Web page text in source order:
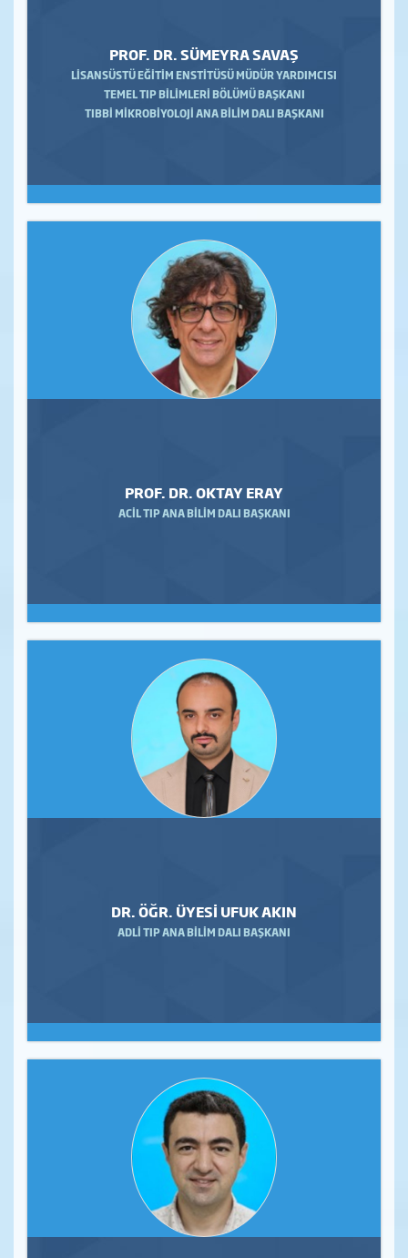
PROF. DR. SÜMEYRA SAVAŞ
LİSANSÜSTÜ EĞİTİM ENSTİTÜSÜ MÜDÜR YARDIMCISI
TEMEL TIP BİLİMLERİ BÖLÜMÜ BAŞKANI
TIBBİ MİKROBİYOLOJİ ANA BİLİM DALI BAŞKANI
PROF. DR. OKTAY ERAY
ACİL TIP ANA BİLİM DALI BAŞKANI
DR. ÖĞR. ÜYESİ UFUK AKIN
ADLİ TIP ANA BİLİM DALI BAŞKANI